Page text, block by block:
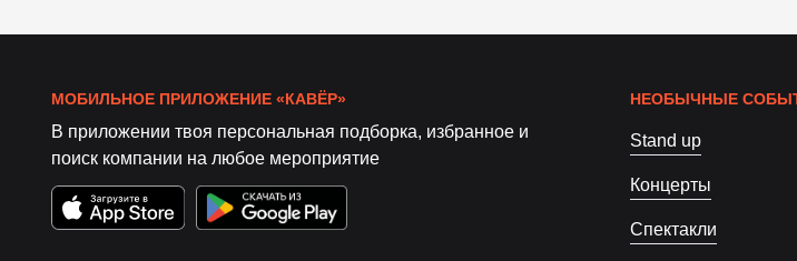
МОБИЛЬНОЕ ПРИЛОЖЕНИЕ «КАВЁР»
В приложении твоя персональная подборка, избранное и
поиск компании на любое мероприятие
НЕОБЫЧНЫЕ
Stand up
Концерты
Спектакли